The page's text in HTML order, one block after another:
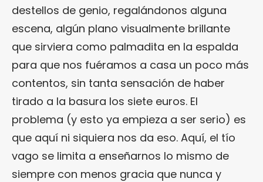
destellos de genio, regalándonos alguna
escena, algún plano visualmente brillante
que sirviera como palmadita en la espalda
para que nos fuéramos a casa un poco más
contentos, sin tanta sensación de haber
tirado a la basura los siete euros. El
problema (y esto ya empieza a ser serio) es
que aquí ni siquiera nos da eso. Aquí, el tío
vago se limita a enseñarnos lo mismo de
siempre con menos gracia que nunca y